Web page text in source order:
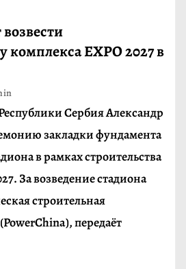
комплекса EXPO 2027 в
Сербия Александр
закладки фундамента
в рамках строительства
За возведение стадиона
строительная
передаёт